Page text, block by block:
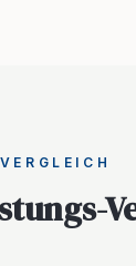
VERGLEICH